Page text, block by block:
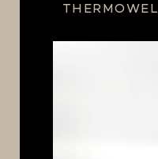
**PIZZA STORE**